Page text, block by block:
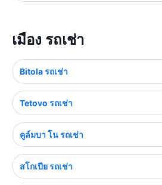
เมือง รถเช่า
Bitola รถเช่า
Tetovo รถเช่า
คูล์มบา โน รถเช่า
สโกเปีย รถเช่า